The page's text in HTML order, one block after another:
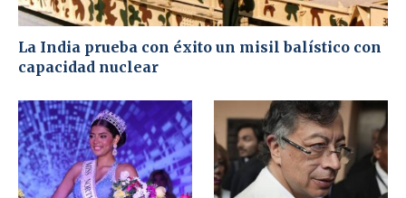
La India prueba con éxito un misil balístico con
capacidad nuclear